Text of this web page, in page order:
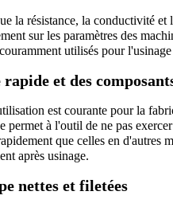
la résistance, la conductivité
sur les paramètres des
utilisés pour
et des
est courante pour la
permet à l'outil de ne pas
que celles en d'autres
après usinage.
nettes et filetées